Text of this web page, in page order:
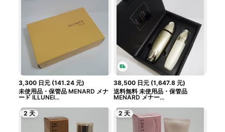
3,300 日元(141.24 元)
未使用品・保管品 MENARD メナ
ード ILLUNEI...
38,500 日元 (1,647.8 元)
送料無料 未使用品・保管品
MENARD メナー...
2 天 2 天